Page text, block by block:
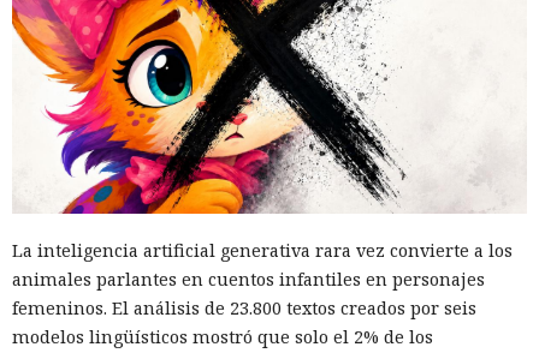
La inteligencia artificial generativa rara vez convierte a los
animales parlantes en cuentos infantiles en personajes
femeninos. El análisis de 23.800 textos creados por seis
modelos lingüísticos mostró que solo el 2% de los